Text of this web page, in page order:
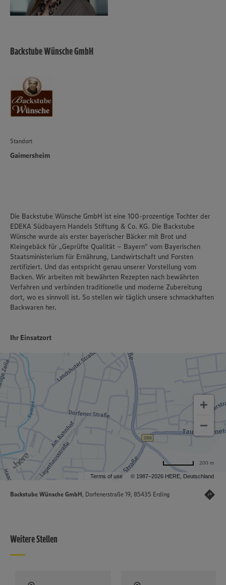
Backstube Wünsche GmbH
Standort
Gaimersheim
Die Backstube Wünsche GmbH ist eine 100-prozentige Tochter der
EDEKA Südbayern Handels Stiftung & Co. KG. Die Backstube
Wünsche wurde als erster bayerischer Bäcker mit Brot und
Kleingebäck für „Geprüfte Qualität – Bayern“ vom Bayerischen
Staatsministerium für Ernährung, Landwirtschaft und Forsten
zertifiziert. Und das entspricht genau unserer Vorstellung vom
Backen. Wir arbeiten mit bewährten Rezepten nach bewährten
Verfahren und verbinden traditionelle und moderne Zubereitung
dort, wo es sinnvoll ist. So stellen wir täglich unsere schmackhaften
Backwaren her.
Ihr Einsatzort
Terms of use © 1987–2026 HERE, Deutschland
200 m
Backstube Wünsche GmbH, Dorfenerstraße 19, 85435 Erding
Weitere Stellen